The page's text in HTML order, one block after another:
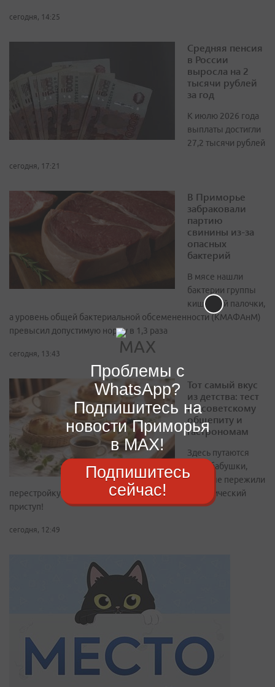
сегодня, 14:25
Средняя пенсия
в России
выросла на 2
тысячи рублей
за год
К июлю 2026 года
выплаты достигли
27,2 тысячи рублей
сегодня, 17:21
В Приморье
забраковали
партию
свинины из-за
опасных
бактерий
В мясе нашли
бактерии группы
кишечной палочки,
а уровень общей бактериальной обсемененности (КМАФАнМ)
превысил допустимую норму в 1,3 раза
сегодня, 13:43
Тот самый вкус
из детства: тест
по советскому
общепиту и
гастрономам
Здесь путаются
даже бабушки,
которые пережили
перестройку. Проходите, пока не начался ностальгический
приступ!
сегодня, 12:49
Проблемы с
WhatsApp?
Подпишитесь на
новости Приморья
в MAX!
Подпишитесь
сейчас!